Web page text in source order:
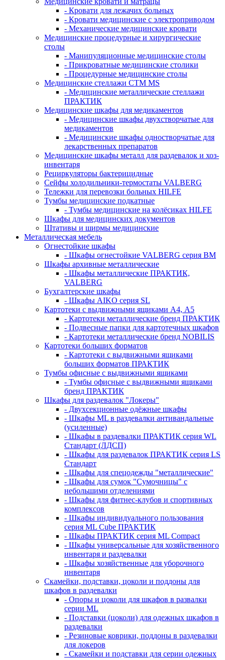
- Кровати для лежачих больных
- Кровати медицинские с электроприводом
- Механические медицинские кровати
Медицинские процедурные и хирургические
столы
- Манипуляционные медицинские столы
- Прикроватные медицинские столики
- Процедурные медицинские столы
Медицинские стеллажи CTM MS
- Медицинские металлические стеллажи
ПРАКТИК
Медицинские шкафы для медикаментов
- Медицинские шкафы двухстворчатые для
медикаментов
- Медицинские шкафы одностворчатые для
лекарственных препаратов
Медицинские шкафы металл для раздевалок и хоз-
инвентаря
Рециркуляторы бактерицидные
Сейфы холодильники-термостаты VALBERG
Тележки для перевозки больных HILFE
Тумбы медицинские подкатные
- Тумбы медицинские на колёсиках HILFE
Шкафы для медицинских документов
Штативы и ширмы медицинские
Металлическая мебель
Огнестойкие шкафы
- Шкафы огнестойкие VALBERG серия BM
Шкафы архивные металлические
- Шкафы металлические ПРАКТИК,
VALBERG
Бухгалтерские шкафы
- Шкафы AIKO серия SL
Картотеки с выдвижными ящиками А4, А5
- Картотеки металлические бренд ПРАКТИК
- Подвесные папки для картотечных шкафов
- Картотеки металлические бренд NOBILIS
Картотеки больших форматов
- Картотеки с выдвижными ящиками
больших форматов ПРАКТИК
Тумбы офисные с выдвижными ящиками
- Тумбы офисные с выдвижными ящиками
бренд ПРАКТИК
Шкафы для раздевалок "Локеры"
- Двухсекционные одёжные шкафы
- Шкафы ML в раздевалки антивандальные
(усиленные)
- Шкафы в раздевалки ПРАКТИК серия WL
Стандарт (ЛДСП)
- Шкафы для раздевалок ПРАКТИК серия LS
Стандарт
- Шкафы для спецодежды "металлические"
- Шкафы для сумок "Сумочницы" с
небольшими отделениями
- Шкафы для фитнес-клубов и спортивных
комплексов
- Шкафы индивидуального пользования
серия ML Cube ПРАКТИК
- Шкафы ПРАКТИК серия ML Compact
- Шкафы универсальные для хозяйственного
инвентаря и раздевалки
- Шкафы хозяйственные для уборочного
инвентаря
Скамейки, подставки, цоколи и поддоны для
шкафов в раздевалки
- Опоры и цоколи для шкафов в развалки
серии ML
- Подставки (цоколи) для одежных шкафов в
раздевалки
- Резиновые коврики, поддоны в раздевалки
для локеров
- Скамейки и подставки для серии одежных